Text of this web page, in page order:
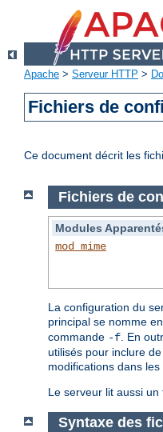
Apache > Serveur HTTP >
Fichiers de
Ce document décrit les
Fichiers de
Modules
mod_mime
La configuration du
principal se nomme
commande -f . En
utilisés pour inclure
modifications dans
Le serveur lit aussi
Syntaxe des